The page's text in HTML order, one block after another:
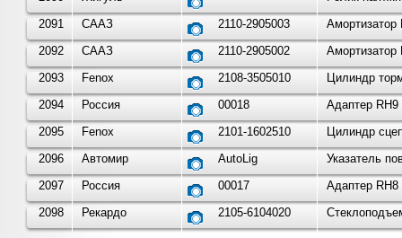
2091
СААЗ 2110-2905003
Амортизатор
2092
СААЗ 2110-2905002
Амортизатор
2093
Fenox 2108-3505010
Цилиндр
2094
Россия 00018
Адаптер RH9
2095
Fenox 2101-1602510
Цилиндр
2096
Автомир AutoLig
Указатель
2097
Россия 00017
Адаптер RH8
2098
Рекардо 2105-6104020